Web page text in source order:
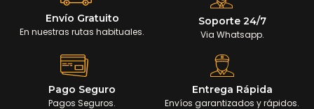
Envío Gratuito
En nuestras rutas habituales.
Soporte 24/7
Via Whatsapp.
Pago Seguro
Pagos Seguros.
Entrega Rápida
Envíos garantizados y rápidos.